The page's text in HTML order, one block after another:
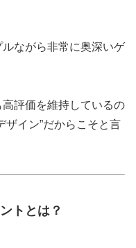
ながら非常に奥深いゲ
評価を維持しているの
ザイン”だからこそと言
トとは？